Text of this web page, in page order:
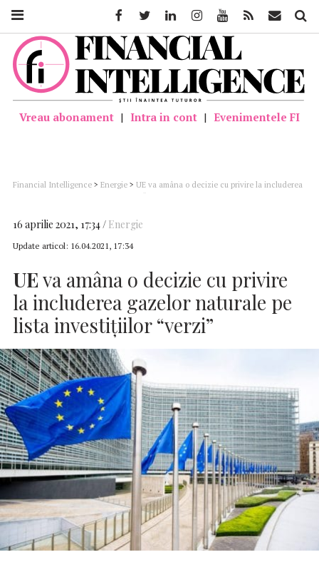
Vreau abonament | Intra in cont | Evenimentele FI
Financial Intelligence > Energie > UE va amâna o decizie cu privire la includerea
gazelor naturale pe lista investiţiilor “verzi”
16 aprilie 2021, 17:34 Energie
Update articol: 16.04.2021, 17:34
UEva amâna o decizie cu privire
la includerea gazelor naturale pe
lista investiţiilor “verzi”
FacebookTwitter LinkedinInstagramYoutube Feed Mail